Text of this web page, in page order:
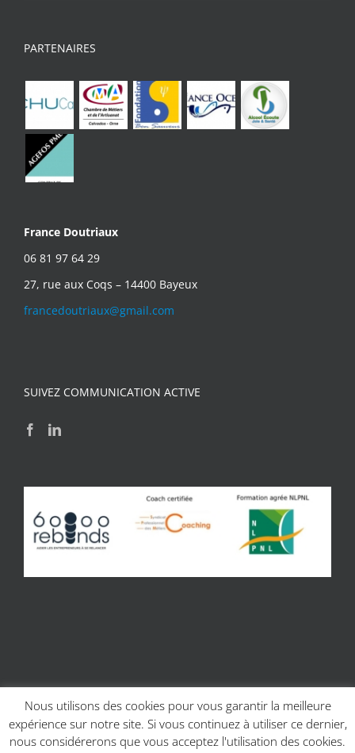
PARTENAIRES
France Doutriaux
06 81 97 64 29
27, rue aux Coqs – 14400 Bayeux
francedoutriaux@gmail.com
SUIVEZ COMMUNICATION ACTIVE
© Copyright 2017 | Site réalisé parCharline Budor - Création site
internet Caen| Création graphiqueCréation graphique - Couleur
Nous utilisons des cookies pour vous garantir la meilleure
expérience sur notre site. Si vous continuez à utiliser ce dernier,
nous considérerons que vous acceptez l'utilisation des cookies.